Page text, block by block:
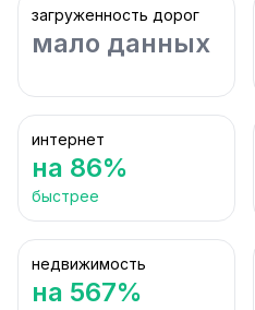
загруженность дорог
мало данных
интернет
на 86%
быстрее
недвижимость
на 567%